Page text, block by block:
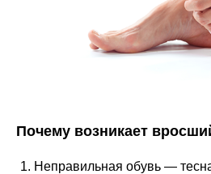
Почему возникает
Неправильная обувь —